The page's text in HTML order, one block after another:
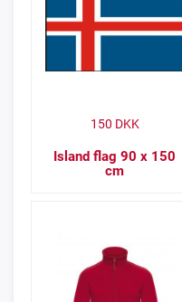
Island flag 90 x 150
cm
150 DKK